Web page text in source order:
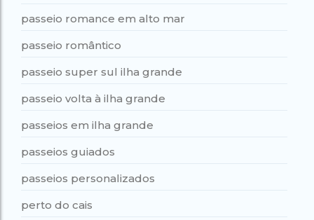
passeio romance em alto mar
passeio romântico
passeio super sul ilha grande
passeio volta à ilha grande
passeios em ilha grande
passeios guiados
passeios personalizados
perto do cais